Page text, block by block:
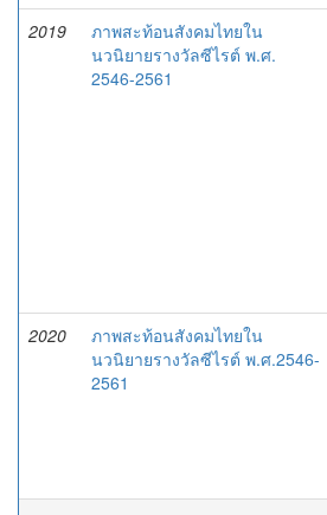
2019
ภาพสะท้อนสังคมไทยใน
นวนิยายรางวัลซีไรต์ พ.ศ.
2546-2561
2020
ภาพสะท้อนสังคมไทยใน
นวนิยายรางวัลซีไรต์ พ.ศ.2546-
2561